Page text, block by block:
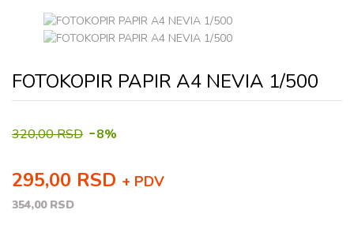
FOTOKOPIR PAPIR A4 NEVIA 1/500
320,00 RSD -8%
295,00 RSD + PDV
354,00 RSD